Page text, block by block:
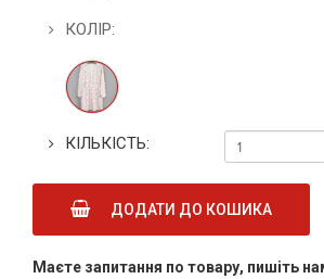
КОЛІР:
КІЛЬКІСТЬ:
ДОДАТИ ДО КОШИКА
Маєте запитання по товару, пишіть